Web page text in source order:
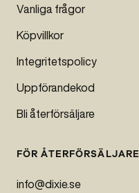
Vanliga frågor
Köpvillkor
Integritetspolicy
Uppförandekod
Bli återförsäljare
FÖR ÅTERFÖRSÄLJARE
info@dixie.se